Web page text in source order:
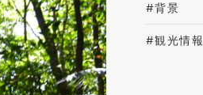
#背景
#観光情報